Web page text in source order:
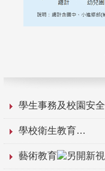
學生事務及校園安全
學校衛生教育
藝術教育